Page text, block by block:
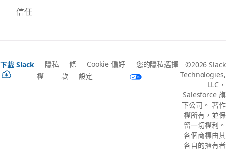
信任
下載 Slack
隱私
權
條
款
Cookie 偏好
設定
您的隱私選擇
©2026 Slack
Technologies,
LLC，
Salesforce 旗
下公司。 著作
權所有，並保
留一切權利。
各個商標由其
各自的擁有者